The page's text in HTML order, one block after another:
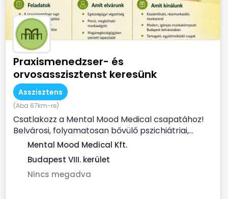
Praxismenedzser- és
orvosasszisztenst keresünk
Asszisztens
(Aba 67km-re)
Csatlakozz a Mental Mood Medical csapatához!
Belvárosi, folyamatosan bővülő pszichiátriai,...
Mental Mood Medical Kft.
Budapest VIII. kerület
Nincs megadva